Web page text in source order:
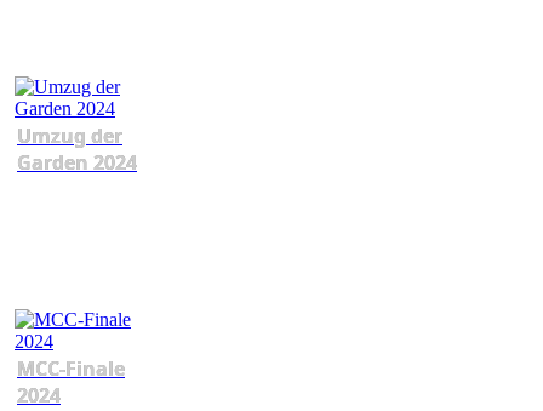
Umzug der
Garden 2024
MCC-Finale
2024